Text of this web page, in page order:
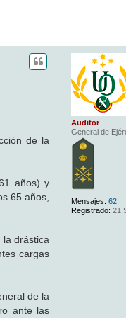
Auditor
General de
Mensajes: 62
Registrado: 21
de la
años) y
65 años,
la drástica
cargas
de la
ante las